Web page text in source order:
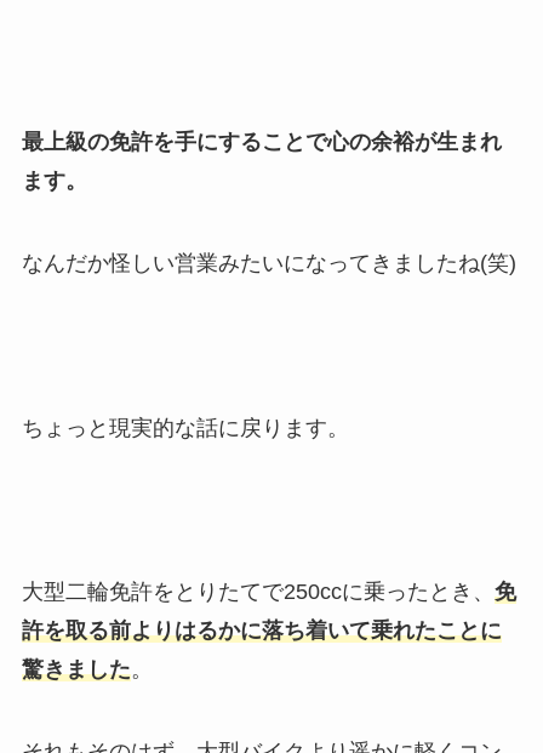
最上級の免許を手にすることで心の余裕が生まれ
ます。
なんだか怪しい営業みたいになってきましたね(笑)
ちょっと現実的な話に戻ります。
大型二輪免許をとりたてで250ccに乗ったとき、 免
許を取る前よりはるかに落ち着いて乗れたことに
驚きました。